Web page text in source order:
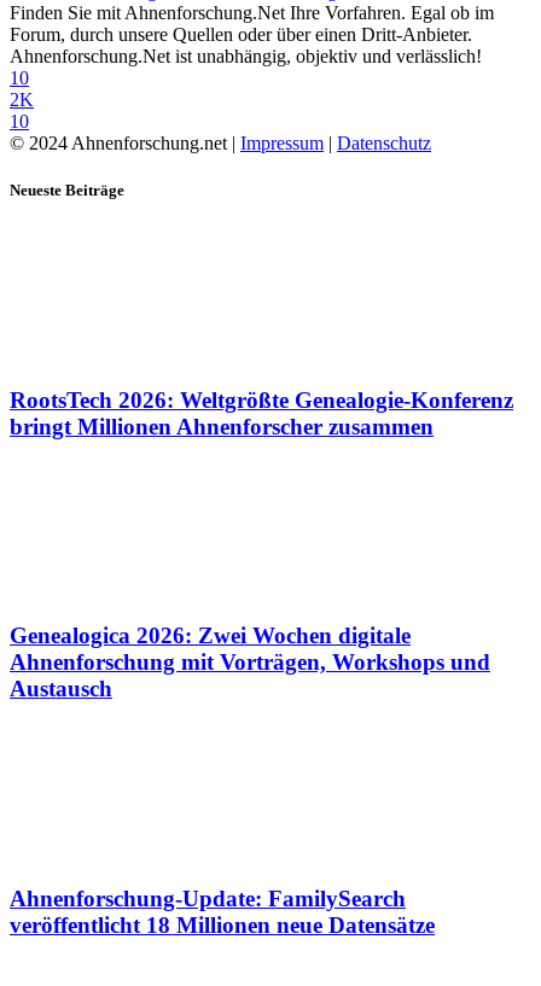
Finden Sie mit Ahnenforschung.Net Ihre Vorfahren. Egal ob im
Forum, durch unsere Quellen oder über einen Dritt-Anbieter.
Ahnenforschung.Net ist unabhängig, objektiv und verlässlich!
10
2K
10
© 2024 Ahnenforschung.net | Impressum | Datenschutz
Neueste Beiträge
RootsTech 2026: Weltgrößte Genealogie-Konferenz
bringt Millionen Ahnenforscher zusammen
Genealogica 2026: Zwei Wochen digitale
Ahnenforschung mit Vorträgen, Workshops und
Austausch
Ahnenforschung-Update: FamilySearch
veröffentlicht 18 Millionen neue Datensätze